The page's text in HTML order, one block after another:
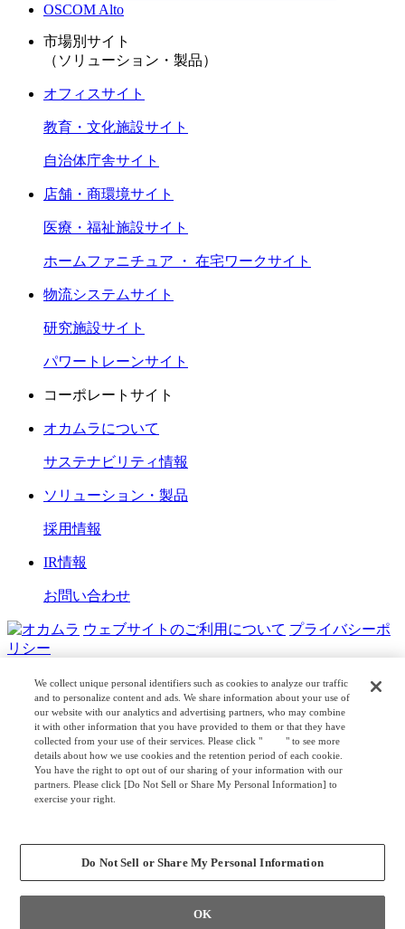
OSCOM Alto
市場別サイト
（ソリューション・製品）
オフィスサイト
教育・文化施設サイト
自治体庁舎サイト
店舗・商環境サイト
医療・福祉施設サイト
ホームファニチュア ・ 在宅ワークサイト
物流システムサイト
研究施設サイト
パワートレーンサイト
コーポレートサイト
オカムラについて
サステナビリティ情報
ソリューション・製品
採用情報
IR情報
お問い合わせ
ウェブサイトのご利用について プライバシーポ
リシー
COPYRIGHT © OKAMURA CORPORATION. ALL RIGHTS
RESERVED.
日本公式 企業広報
We collect unique personal identifiers such as cookies to analyze our traffic
and to personalize content and ads. We share information about your use of
our website with our analytics and advertising partners, who may combine
it with other information that you have provided to them or that they have
collected from your use of their services. Please click "
here" to see more
details about how we use cookies and the retention period of each cookie.
You have the right to opt out of our sharing of your information with our
partners. Please click [Do Not Sell or Share My Personal Information] to
exercise your right.
Do Not Sell or Share My Personal Information
OK